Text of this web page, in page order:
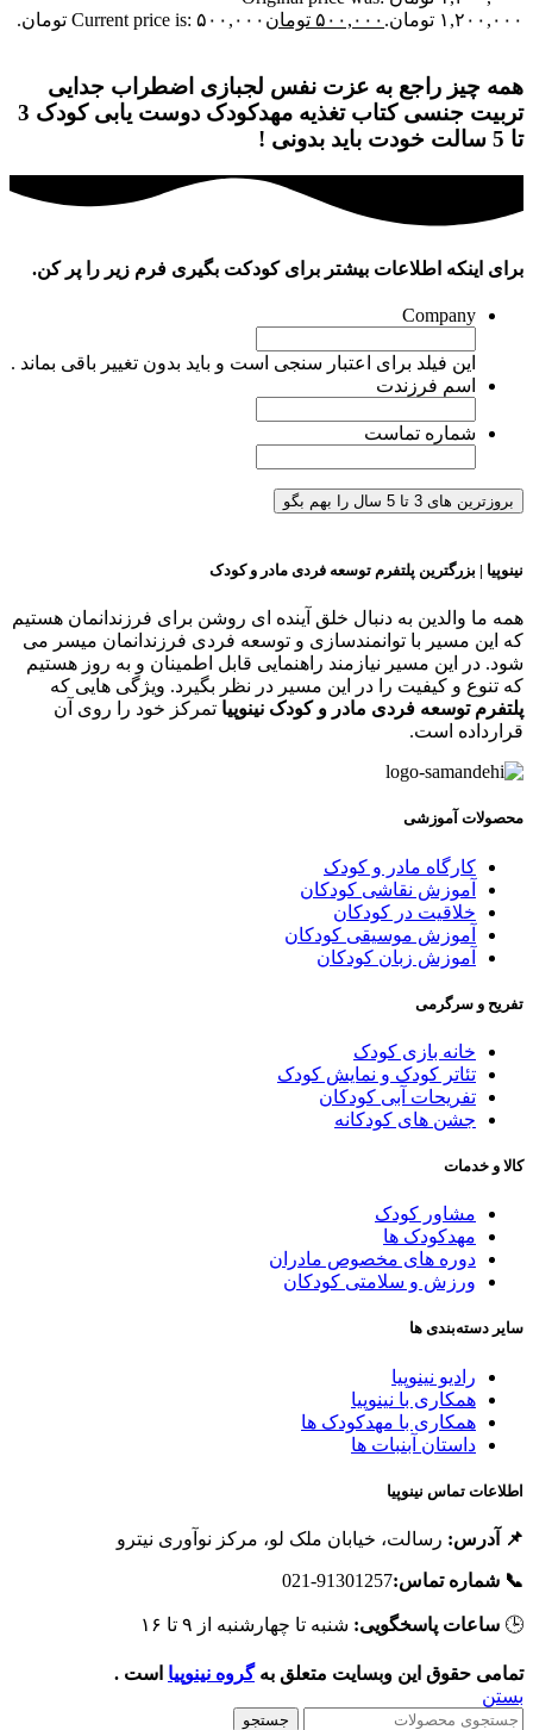
تومان.
۵۰۰,۰۰۰ تومانCurrent price is: ۵۰۰,۰۰۰ تومان.
چیز راجع بهعزت نفسلجبازیاضطراب جدایی
جنسیکتابتغذیهمهدکودکدوست یابی
کودک 3
باید بدونی !
اینکه اطلاعات بیشتر برای کودکت بگیری فرم زیر را پر کن.
Company
این فیلد برای اعتبار سنجی است و باید بدون تغییر باقی بماند .
اسم فرزندت
شماره تماست
| بزرگترین پلتفرم توسعه فردی مادر و کودک
ما والدین به دنبال خلق آینده ای روشن برای فرزندانمان هستیم
این مسیر با توانمندسازی و توسعه فردی فرزندانمان میسر می
در این مسیر نیازمند راهنمایی قابل اطمینان و به روز هستیم
تنوع و کیفیت را در این مسیر در نظر بگیرد. ویژگی هایی که
توسعه فردی مادر و کودک نینوپیاتمرکز خود را روی آن
است.
آموزشی
کارگاه مادر و کودک
آموزش نقاشی کودکان
خلاقیت در کودکان
آموزش موسیقی کودکان
آموزش زبان کودکان
و سرگرمی
خانه بازی کودک
تئاتر کودک و نمایش کودک
تفریحات آبی کودکان
جشن های کودکانه
و خدمات
مشاور کودک
مهدکودک ها
دوره های مخصوص مادران
ورزش و سلامتی کودکان
دسته‌بندی ها
رادیو نینوپیا
همکاری با نینوپیا
همکاری با مهدکودک ها
داستان آبنبات ها
تماس نینوپیا
آدرس: رسالت، خیابان ملک لو، مرکز نوآوری نیترو
شماره تماس: 91301257-021
ساعات پاسخگویی: شنبه تا چهارشنبه از ۹ تا ۱۶
حقوق این وبسایت متعلق بهگروه نینوپیااست .
جستجو